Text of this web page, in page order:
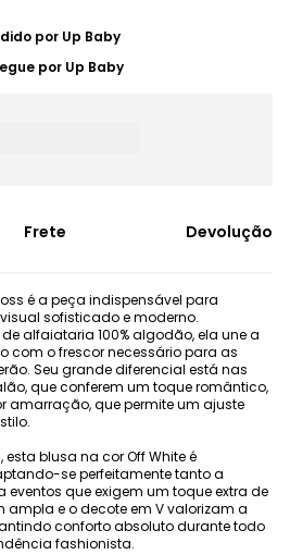
por Up Baby
por Up Baby
Frete Devolução
é a peça indispensável para
sofisticado e moderno.
alfaiataria 100% algodão, ela une a
com o frescor necessário para as
Seu grande diferencial está nas
que conferem um toque romântico,
amarração, que permite um ajuste
blusa na cor Off White é
se perfeitamente tanto a
que exigem um toque extra de
ampla e o decote em V valorizam a
conforto absoluto durante todo
fashionista.